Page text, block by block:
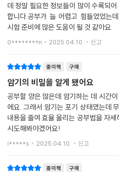
데 정말 필요한 정보들이 많이 수록되
합니다.공부가 늘 어렵고 힘들었었는
시험 준비에 많은 도움이 될 것 같아요.
0********n 2025.04.10. 신고
종이책 구매
암기의 비밀을 알게 됐어요
공부할 양은 많은데 암기하는 데 시간
에요. 그래서 암기는 포기 상태였는데
내용을 줄여 효율 올리는 공부법을 자
시도해봐야겠어요!
i*****s 2025.04.10. 신고
종이책 구매